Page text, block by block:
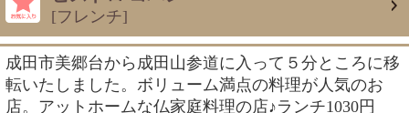
[フレンチ]
成田市美郷台から成田山参道に入って５分ところに移
転いたしました。ボリューム満点の料理が人気のお
店。アットホームな仏家庭料理の店♪ランチ1030円